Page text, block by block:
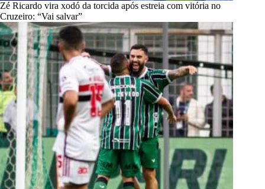
Zé Ricardo vira xodó da torcida após estreia com vitória no
Cruzeiro: “Vai salvar”